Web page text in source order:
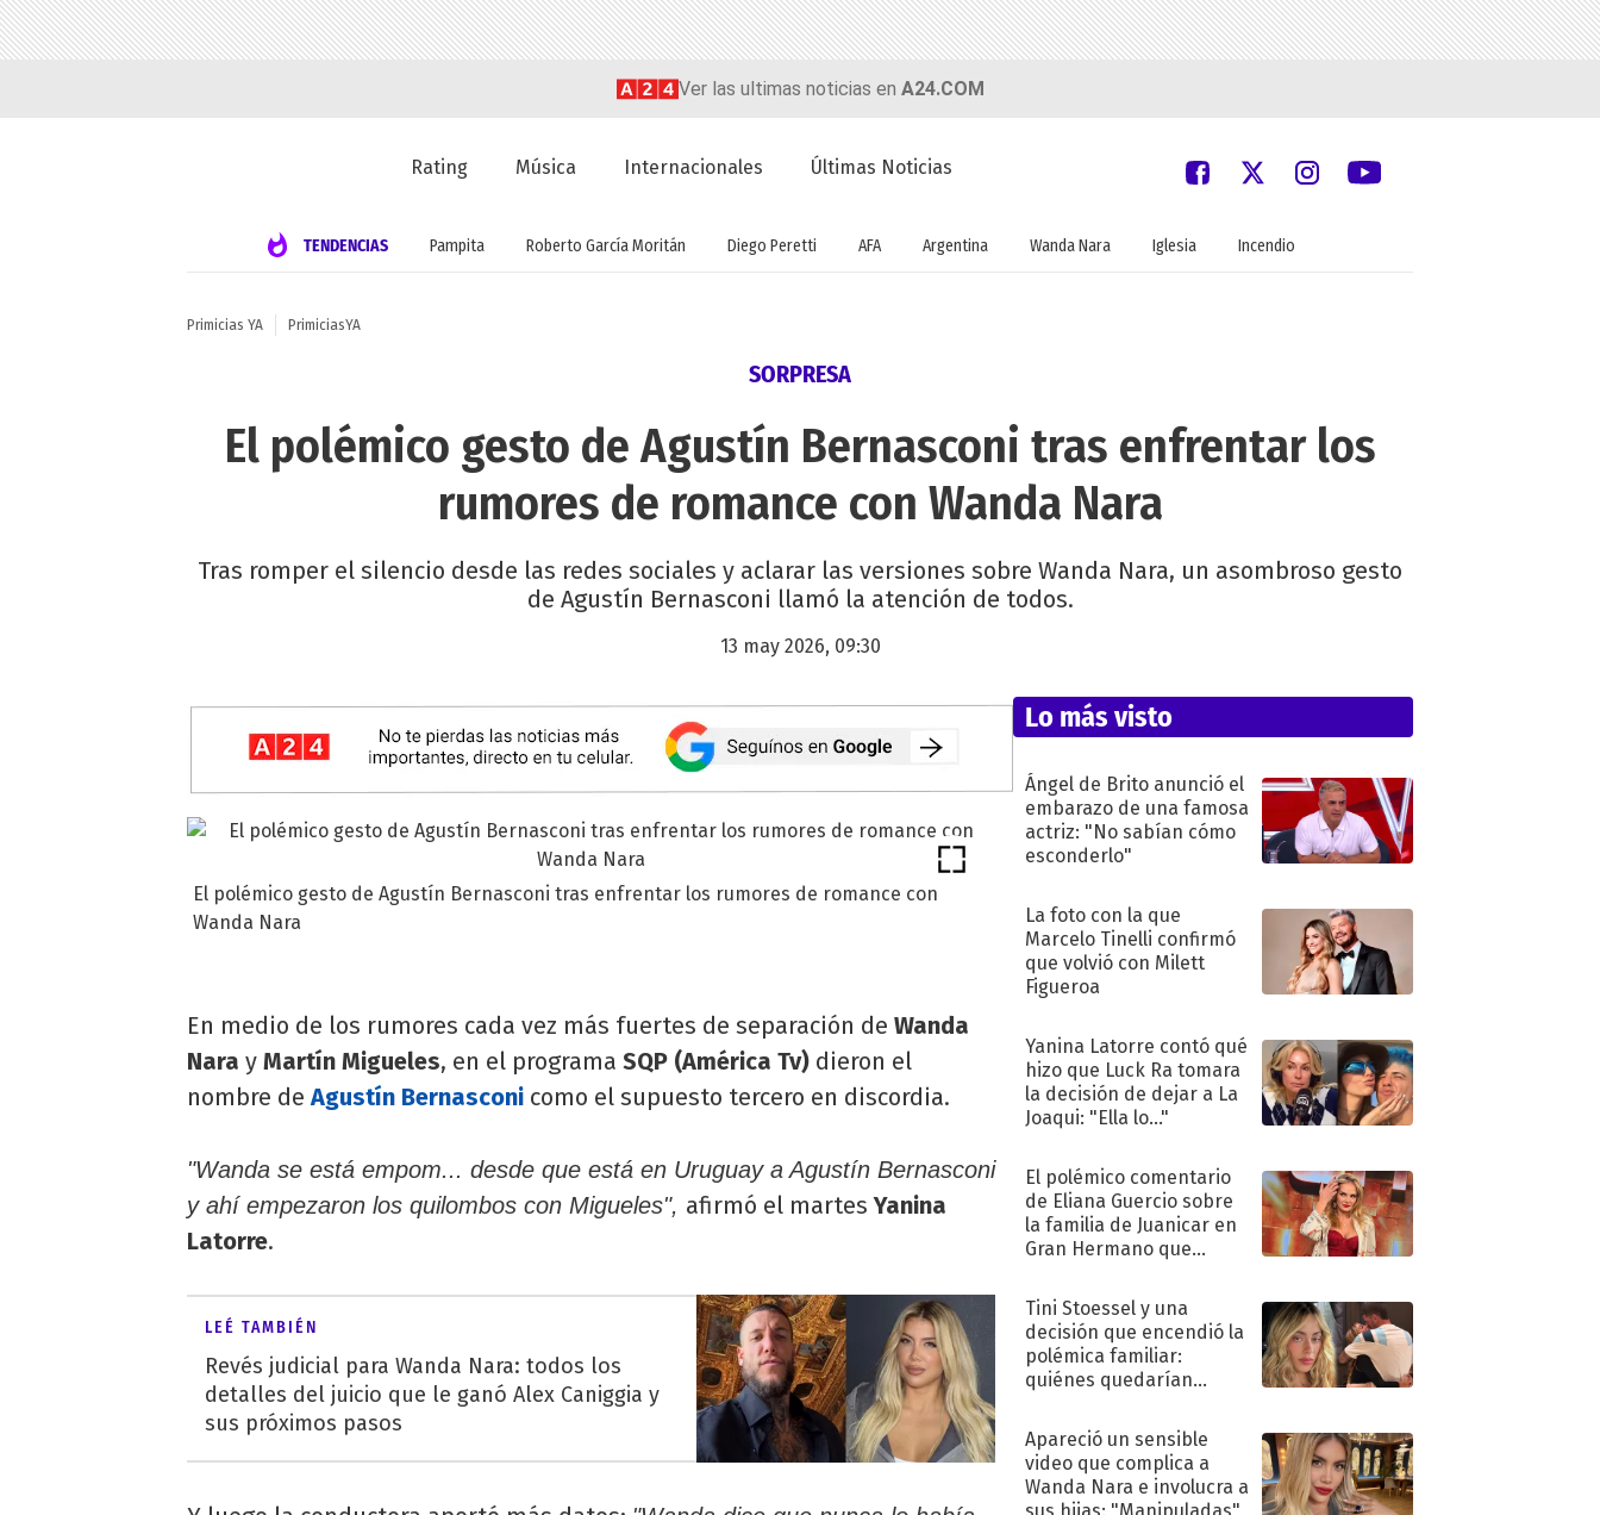
Ver las ultimas noticias en A24.COM
Rating Música Internacionales Últimas Noticias
TENDENCIAS Pampita Roberto García Moritán Diego Peretti AFA Argentina Wanda Nara Iglesia Incendio
Primicias YA PrimiciasYA
SORPRESA
El polémico gesto de Agustín Bernasconi tras enfrentar los
rumores de romance con Wanda Nara
Tras romper el silencio desde las redes sociales y aclarar las versiones sobre Wanda Nara, un asombroso gesto
de Agustín Bernasconi llamó la atención de todos.
13 may 2026, 09:30
El polémico gesto de Agustín Bernasconi tras enfrentar los rumores de romance con
Wanda Nara
En medio de los rumores cada vez más fuertes de separación de Wanda
Nara y Martín Migueles, en el programa SQP (América Tv) dieron el
nombre de Agustín Bernasconi como el supuesto tercero en discordia.
"Wanda se está empom... desde que está en Uruguay a Agustín Bernasconi
y ahí empezaron los quilombos con Migueles", afirmó el martesYanina
Latorre.
LEÉ TAMBIÉN
Revés judicial para Wanda Nara: todos los
detalles del juicio que le ganó Alex Caniggia y
sus próximos pasos
Lo más visto
Ángel de Brito anunció el
embarazo de una famosa
actriz: "No sabían cómo
esconderlo"
La foto con la que
Marcelo Tinelli confirmó
que volvió con Milett
Figueroa
Yanina Latorre contó qué
hizo que Luck Ra tomara
la decisión de dejar a La
Joaqui: "Ella lo..."
El polémico comentario
de Eliana Guercio sobre
la familia de Juanicar en
Gran Hermano que
Tini Stoessel y una
decisión que encendió la
polémica familiar:
quiénes quedarían
Apareció un sensible
video que complica a
Wanda Nara e involucra a